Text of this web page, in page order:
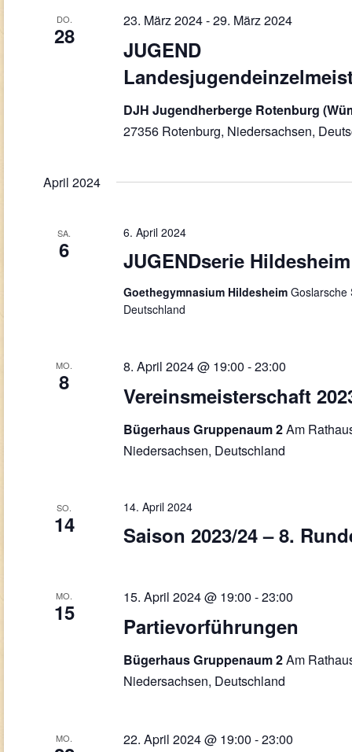
DO.
28
JUGEND
23. März 2024-29. März 2024
DJH Jugendherberge Rotenburg
27356 Rotenburg, Niedersachsen,
April 2024
SA.
6 JUGENDserie Hildesheim
6. April 2024
Goethegymnasium Hildesheim Goslarsche
Deutschland
MO.
8
Vereinsmeisterschaft
8. April 2024 @ 19:00-23:00
Bügerhaus Gruppenaum 2Am
Niedersachsen, Deutschland
SO.
14 Saison 2023/24 – 8.
14. April 2024
MO.
15
Partievorführungen
15. April 2024 @ 19:00-23:00
Bügerhaus Gruppenaum 2Am
Niedersachsen, Deutschland
MO. 22. April 2024 @ 19:00-23:00